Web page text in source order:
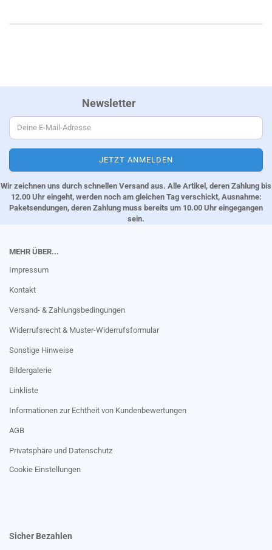
Newsletter
Wir zeichnen uns durch schnellen Versand aus. Alle Artikel, deren Zahlung bis
12.00 Uhr eingeht, werden noch am gleichen Tag verschickt, Ausnahme:
Paketsendungen, deren Zahlung muss bereits um 10.00 Uhr eingegangen
sein.
MEHR ÜBER...
Impressum
Kontakt
Versand- & Zahlungsbedingungen
Widerrufsrecht & Muster-Widerrufsformular
Sonstige Hinweise
Bildergalerie
Linkliste
Informationen zur Echtheit von Kundenbewertungen
AGB
Privatsphäre und Datenschutz
Cookie Einstellungen
Sicher Bezahlen